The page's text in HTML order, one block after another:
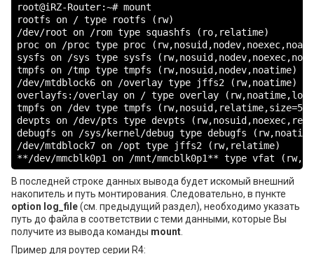
root@iRZ-Router:~# mount
rootfs on / type rootfs (rw)
/dev/root on /rom type squashfs (ro,relatime)
proc on /proc type proc
sysfs on /sys type sysfs
tmpfs on /tmp type tmpfs (rw,nosuid,nodev,noatime)
/dev/mtdblock6 on /overlay type jffs2 (rw,noatime)
overlayfs:/overlay on / type overlay
tmpfs on /dev type tmpfs
devpts on /dev/pts type devpts
debugfs on /sys/kernel/debug type debugfs
/dev/mtdblock7 on /opt type jffs2 (rw,relatime)
**/dev/mmcblk0p1 on /mnt/mmcblk0p1** type vfat
В последней строке данных вывода будет искомый внешний
накопитель и путь монтирования. Следовательно, в пункте
option log_file(см. предыдущий раздел), необходимо указать
путь до файла в соответствии с теми данными, которые Вы
получите из вывода команды mount
Пример для роутер серии R4: